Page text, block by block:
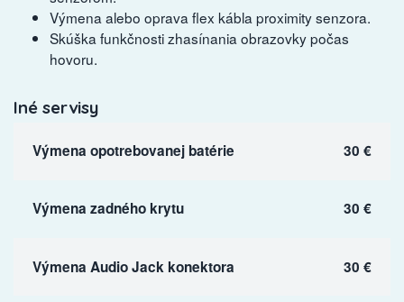
Výmena alebo oprava flex kábla proximity senzora.
Skúška funkčnosti zhasínania obrazovky počas
hovoru.
Iné servisy
Výmena opotrebovanej batérie 30 €
Výmena zadného krytu 30 €
Výmena Audio Jack konektora 30 €